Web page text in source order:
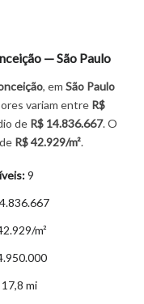
— São Paulo
, em São Paulo
variam entre R$
de R$ 14.836.667. O
R$ 42.929/m².
9
m²
17,8 mi